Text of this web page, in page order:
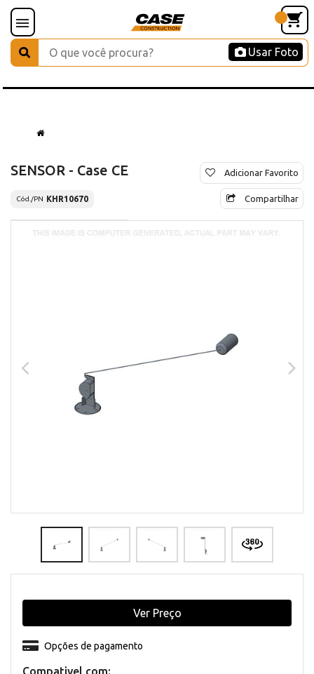
Usar Foto
SENSOR - Case CE
Cód./PN KHR10670
Adicionar Favorito
Compartilhar
Compativel com:
Opções de pagamento
Ver Preço